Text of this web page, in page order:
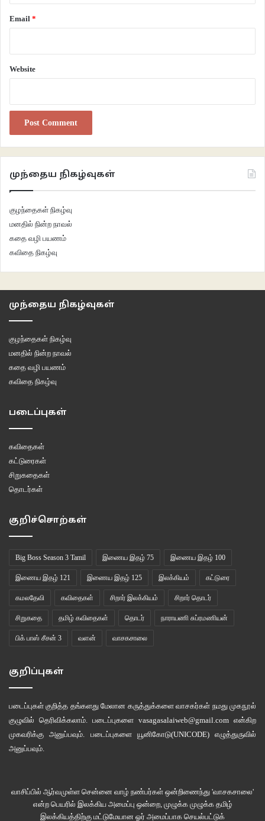
Email *
Website
முந்தைய நிகழ்வுகள்
குழந்தைகள் நிகழ்வு
மனதில் நின்ற நாவல்
கதை வழி பயணம்
கவிதை நிகழ்வு
முந்தைய நிகழ்வுகள்
குழந்தைகள் நிகழ்வு
மனதில் நின்ற நாவல்
கதை வழி பயணம்
கவிதை நிகழ்வு
படைப்புகள்
கவிதைகள்
கட்டுரைகள்
சிறுகதைகள்
தொடர்கள்
குறிச்சொற்கள்
Big Boss Season 3 Tamil இணைய இதழ் 75 இணைய இதழ் 100
இணைய இதழ் 121 இணைய இதழ் 125 இலக்கியம் கட்டுரை
கமலதேவி கவிதைகள் சிறார் இலக்கியம் சிறார் தொடர்
சிறுகதை தமிழ் கவிதைகள் தொடர் நாராயணி சுப்ரமணியன்
பிக் பாஸ் சீசன் 3 வளன் வாசகசாலை
குறிப்புகள்
படைப்புகள் குறித்த தங்களது மேலான கருத்துக்களை வாசகர்கள் நமது முகநூல்
குழுவில் தெரிவிக்கலாம். படைப்புகளை vasagasalaiweb@gmail.com என்கிற
முகவரிக்கு அனுப்பவும். படைப்புகளை யூனிகோடு(UNICODE)எழுத்துருவில்
அனுப்பவும்.
வாசிப்பில் ஆர்வமுள்ள சென்னை வாழ் நண்பர்கள் ஒன்றிணைந்து 'வாசகசாலை'
என்ற பெயரில் இலக்கிய அமைப்பு ஒன்றை, முழுக்க முழுக்க தமிழ்
இலக்கியத்திற்கு மட்டுமேயான ஓர் அமைப்பாக செயல்பட்டுக்